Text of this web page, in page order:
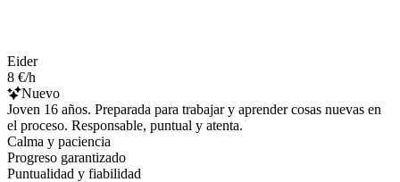
Eider
8 €/h
Nuevo
Joven 16 años. Preparada para trabajar y aprender cosas nuevas en
el proceso. Responsable, puntual y atenta.
Calma y paciencia
Progreso garantizado
Puntualidad y fiabilidad